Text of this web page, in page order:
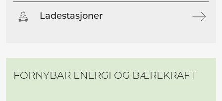
Ladestasjoner
FORNYBAR ENERGI OG BÆREKRAFT